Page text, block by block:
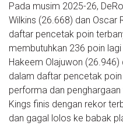
Pada musim 2025-26,
Wilkins (26.668) dan Oscar
daftar pencetak poin
membutuhkan 236 poin
Hakeem Olajuwon
dalam daftar pencetak
performa dan
Kings finis dengan rekor
dan gagal lolos ke babak